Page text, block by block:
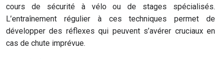
cours de sécurité à vélo ou de stages spécialisés.
L’entraînement régulier à ces techniques permet de
développer des réflexes qui peuvent s’avérer cruciaux en
cas de chute imprévue.